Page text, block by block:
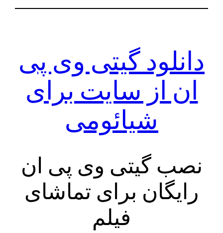
دانلود گیتی وی پی
ان از سایت برای
شیائومی
نصب گیتی وی پی ان
رایگان برای تماشای
فیلم